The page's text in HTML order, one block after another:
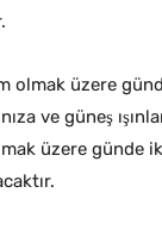
olmak üzere
ve güneş
üzere